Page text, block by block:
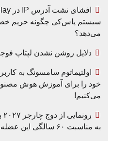
سیستم پاس‌کی چگونه حریم
می‌دهد؟
دلایل روشن نشدن لپتاپ
اولتیماتوم سامسونگ به
خود را برای آموزش هوش
می‌کنیم!
به مناسبت ۶۰ سالگی این عضله‌ساز آمریکایی